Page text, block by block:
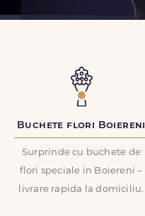
Buchete flori Boiereni
Surprinde cu buchete de
flori speciale in Boiereni –
livrare rapida la domiciliu.